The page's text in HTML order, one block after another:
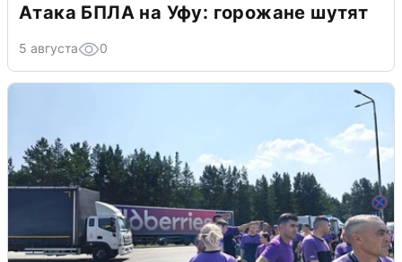
Атака БПЛА на Уфу: горожане шутят
5 августа 0